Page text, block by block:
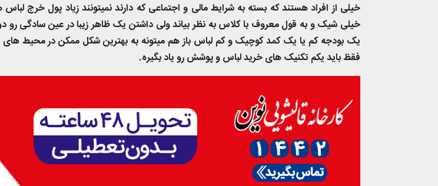
خیلی از افراد هستند که بسته به شرایط مالی و اجتماعی که دارند نمیتونند زیاد پول خرج
خیلی شیک و به قول معروف با کلاس به نظر بیاند ولی داشتن یک ظاهر زیبا در عین سادگی رو
یک بودجه کم یا یک کمد کوچیک و کم لباس باز هم میتونه به بهترین شکل ممکن در محیط
فقظ باید یکم تکنیک های خرید لباس و پوشش رو یاد بگیره.